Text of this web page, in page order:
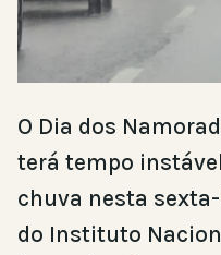
O Dia dos
terá tempo
chuva nesta
do Instituto